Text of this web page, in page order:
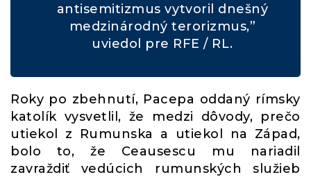
antisemitizmus vytvoril dnešný
medzinárodný terorizmus,”
uviedol pre RFE / RL.
Roky po zbehnutí, Pacepa oddaný rímsky
katolík vysvetlil, že medzi dôvody, prečo
utiekol z Rumunska a utiekol na Západ,
bolo to, že Ceausescu mu nariadil
zavraždiť vedúcich rumunských služieb